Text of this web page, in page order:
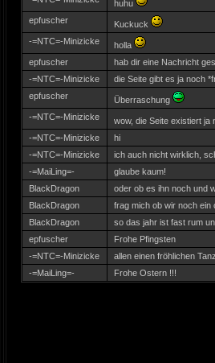
huhu
epfuscher
Kuckuck
-=NTC=-Minizicke
holla
epfuscher
hab dir eine Nachricht
-=NTC=-Minizicke
die Seite gibt es ja noch
epfuscher
Überraschung
-=NTC=-Minizicke
wow, die Seite existiert
-=NTC=-Minizicke
hi
-=NTC=-Minizicke
ich auch nicht wirklich,
-=MaiLing=-
glaube kaum!
BlackDragon
oder ob es ihn noch und
BlackDragon
frag mich ob wir noch ein
BlackDragon
so das jahr ist fast rum
epfuscher
Frohe Pfingsten
-=NTC=-Minizicke
allen einen fröhlichen
-=MaiLing=-
Frohe Ostern !!!